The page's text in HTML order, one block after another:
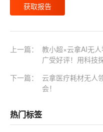
获取报告
上一篇：
教小超×云拿AI无
广受好评！用科技
下一篇：
云拿医疗耗材无人
会！
热门标签